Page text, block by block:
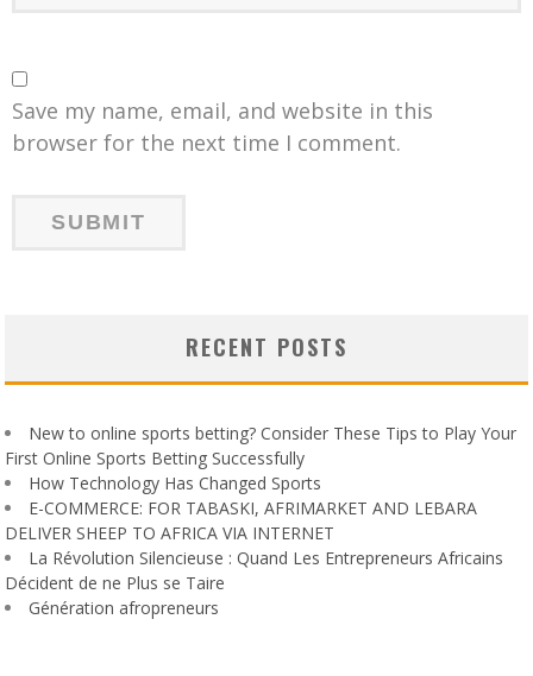
Save my name, email, and website in this
browser for the next time I comment.
RECENT POSTS
New to online sports betting? Consider These Tips to Play Your
First Online Sports Betting Successfully
How Technology Has Changed Sports
E-COMMERCE: FOR TABASKI, AFRIMARKET AND LEBARA
DELIVER SHEEP TO AFRICA VIA INTERNET
La Révolution Silencieuse : Quand Les Entrepreneurs Africains
Décident de ne Plus se Taire
Génération afropreneurs